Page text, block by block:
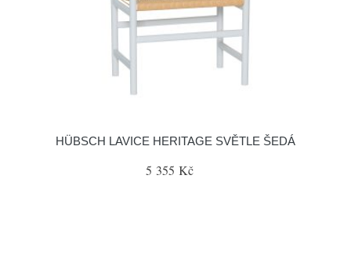
HÜBSCH LAVICE HERITAGE SVĚTLE ŠEDÁ
5 355 Kč